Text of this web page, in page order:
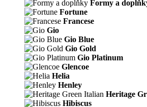
Formy a
Fortune
Francese
Gio
Gio Blue
Gio Gold
Gio Platinum
Glencoe
Helia
Henley
Heritage
Hibiscus